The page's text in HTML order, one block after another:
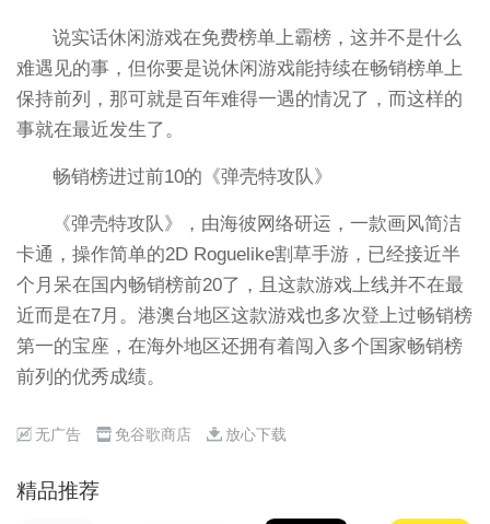
说实话休闲游戏在免费榜单上霸榜，这并不是什么
难遇见的事，但你要是说休闲游戏能持续在畅销榜单上
保持前列，那可就是百年难得一遇的情况了，而这样的
事就在最近发生了。
畅销榜进过前10的《弹壳特攻队》
《弹壳特攻队》，由海彼网络研运，一款画风简洁
卡通，操作简单的2D Roguelike割草手游，已经接近半
个月呆在国内畅销榜前20了，且这款游戏上线并不在最
近而是在7月。港澳台地区这款游戏也多次登上过畅销榜
第一的宝座，在海外地区还拥有着闯入多个国家畅销榜
前列的优秀成绩。
无广告 免谷歌商店 放心下载
精品推荐